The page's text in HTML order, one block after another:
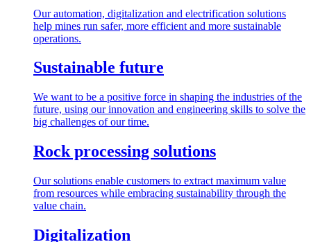
Our automation, digitalization and electrification solutions
help mines run safer, more efficient and more sustainable
operations.
Sustainable future
We want to be a positive force in shaping the industries of the
future, using our innovation and engineering skills to solve the
big challenges of our time.
Rock processing solutions
Our solutions enable customers to extract maximum value
from resources while embracing sustainability through the
value chain.
Digitalization